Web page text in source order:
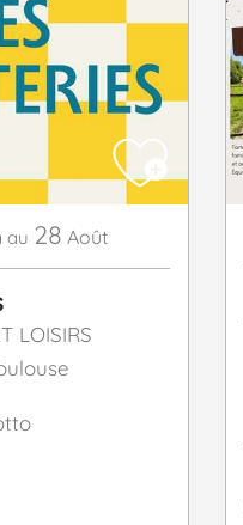
au 28 Août
LOISIRS